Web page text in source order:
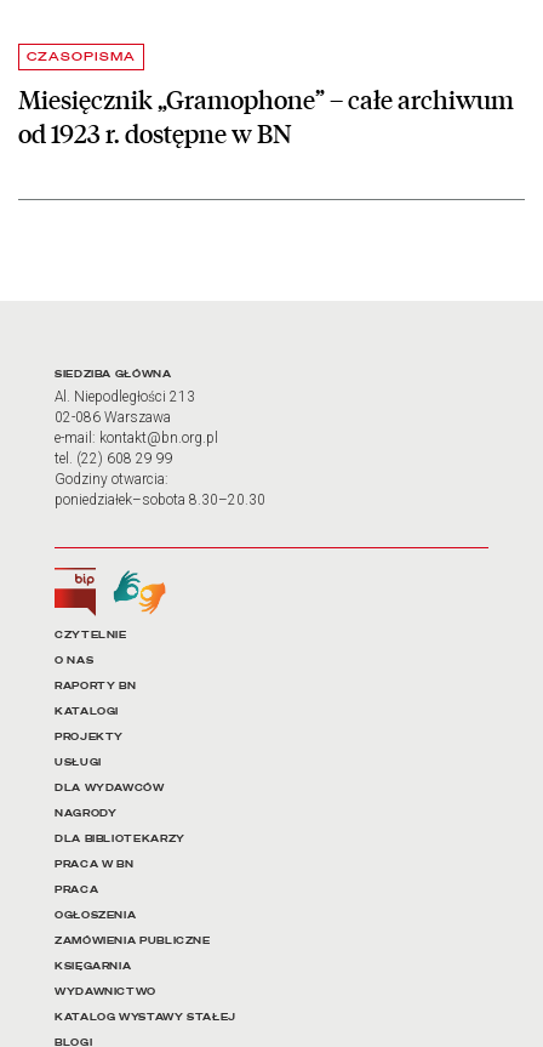
CZASOPISMA
Miesięcznik „Gramophone” – całe archiwum
od 1923 r. dostępne w BN
Adres oraz godziny
SIEDZIBA GŁÓWNA
Al. Niepodległości 213
02-086 Warszawa
e-mail: kontakt@bn.org.pl
tel. (22) 608 29 99
Godziny otwarcia:
poniedziałek–sobota 8.30–20.30
Biuletyn Informacji Publicznej
Tłumacz języka migowego
Linki do najważniejszych
CZYTELNIE
O NAS
RAPORTY BN
KATALOGI
PROJEKTY
USŁUGI
DLA WYDAWCÓW
NAGRODY
DLA BIBLIOTEKARZY
PRACA W BN
PRACA
OGŁOSZENIA
ZAMÓWIENIA PUBLICZNE
KSIĘGARNIA
WYDAWNICTWO
KATALOG WYSTAWY STAŁEJ
BLOGI